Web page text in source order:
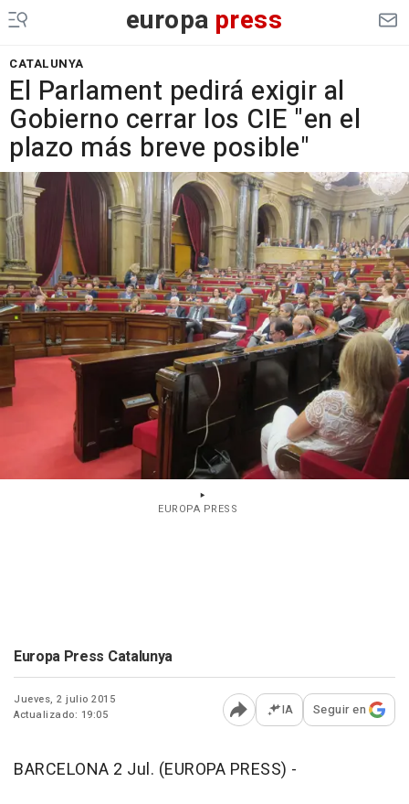
europa press
CATALUNYA
El Parlament pedirá exigir al
Gobierno cerrar los CIE "en el
plazo más breve posible"
EUROPA PRESS
Europa Press Catalunya
Jueves, 2 julio 2015
Actualizado: 19:05
Abrir opciones para
IA Seguir en
BARCELONA 2 Jul. (EUROPA PRESS) -